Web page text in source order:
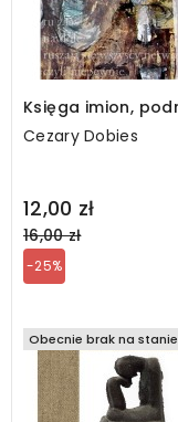
Księga imion,
przypowieści o
Cezary Dobies
12,00 zł
Regular
price
16,00 zł
-25%
Obecnie brak na stanie